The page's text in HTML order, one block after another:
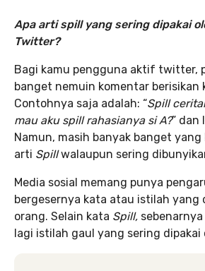
Apa arti spill yang sering dipakai
Twitter?
Bagi kamu pengguna aktif twitter,
banget nemuin komentar berisikan
Contohnya saja adalah: “Spill
mau aku spill rahasianya si A?” dan
Namun, masih banyak banget
arti Spillwalaupun sering
Media sosial memang punya
bergesernya kata atau istilah yang
orang. Selain kata Spill,
lagi istilah gaul yang sering dipakai